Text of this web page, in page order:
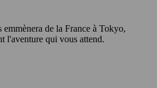
de la France à Tokyo,
l'aventure qui vous attend.